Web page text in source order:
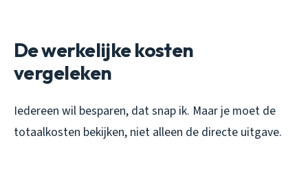
De werkelijke kosten
vergeleken
Iedereen wil besparen, dat snap ik. Maar je moet de
totaalkosten bekijken, niet alleen de directe uitgave.